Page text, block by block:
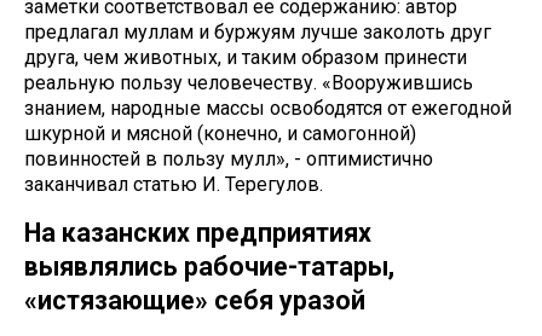
заметки соответствовал ее содержанию: автор
предлагал муллам и буржуям лучше заколоть друг
друга, чем животных, и таким образом принести
реальную пользу человечеству. «Вооружившись
знанием, народные массы освободятся от ежегодной
шкурной и мясной (конечно, и самогонной)
повинностей в пользу мулл», - оптимистично
заканчивал статью И. Терегулов.
На казанских предприятиях
выявлялись рабочие-татары,
«истязающие» себя уразой